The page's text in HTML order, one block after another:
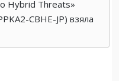
Hybrid Threats»
CBHE-JP) взяла